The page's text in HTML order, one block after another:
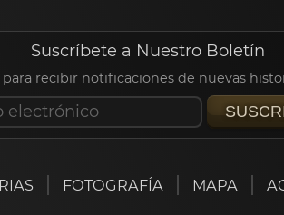
Suscríbete a Nuestro Boletín
para recibir notificaciones de nuevas
FOTOGRAFÍA MAPA